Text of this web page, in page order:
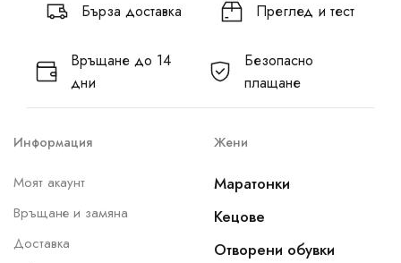
Бърза доставка Преглед и тест
Връщане до 14
дни
Безопасно
плащане
Информация
Моят акаунт
Връщане и замяна
Доставка
Жени
Маратонки
Кецове
Отворени обувки